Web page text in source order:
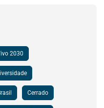
2030
Cerrado